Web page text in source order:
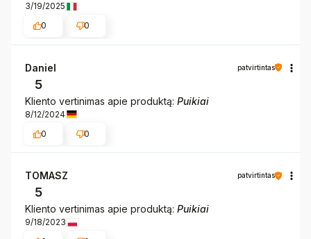
3/19/2025
0
0
Daniel patvirtintas
5
Kliento vertinimas apie produktą: Puikiai
8/12/2024
0
0
TOMASZ patvirtintas
5
Kliento vertinimas apie produktą: Puikiai
9/18/2023